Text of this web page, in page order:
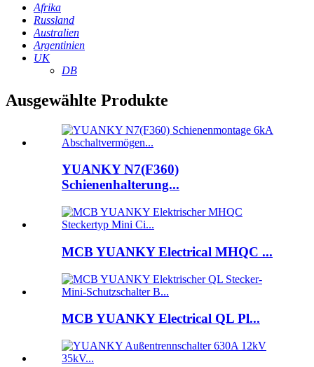
Afrika
Russland
Australien
Argentinien
UK
DB
Ausgewählte Produkte
YUANKY N7(F360)
Schienenhalterung...
MCB YUANKY Electrical MHQC ...
MCB YUANKY Electrical QL Pl...